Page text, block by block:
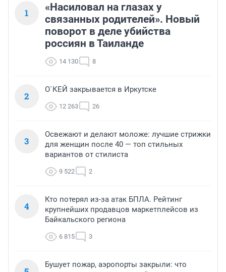
1
«Насиловал на глазах у
связанных родителей». Новый
поворот в деле убийства
россиян в Таиланде
14 130 8
2
О`КЕЙ закрывается в Иркутске
12 263 26
3
Освежают и делают моложе: лучшие стрижки
для женщин после 40 — топ стильных
вариантов от стилиста
9 522 2
4
Кто потерял из-за атак БПЛА. Рейтинг
крупнейших продавцов маркетплейсов из
Байкальского региона
6 815 3
Бушует пожар, аэропорты закрыли: что